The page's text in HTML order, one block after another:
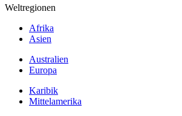
Weltregionen
Afrika
Asien
Australien
Europa
Karibik
Mittelamerika